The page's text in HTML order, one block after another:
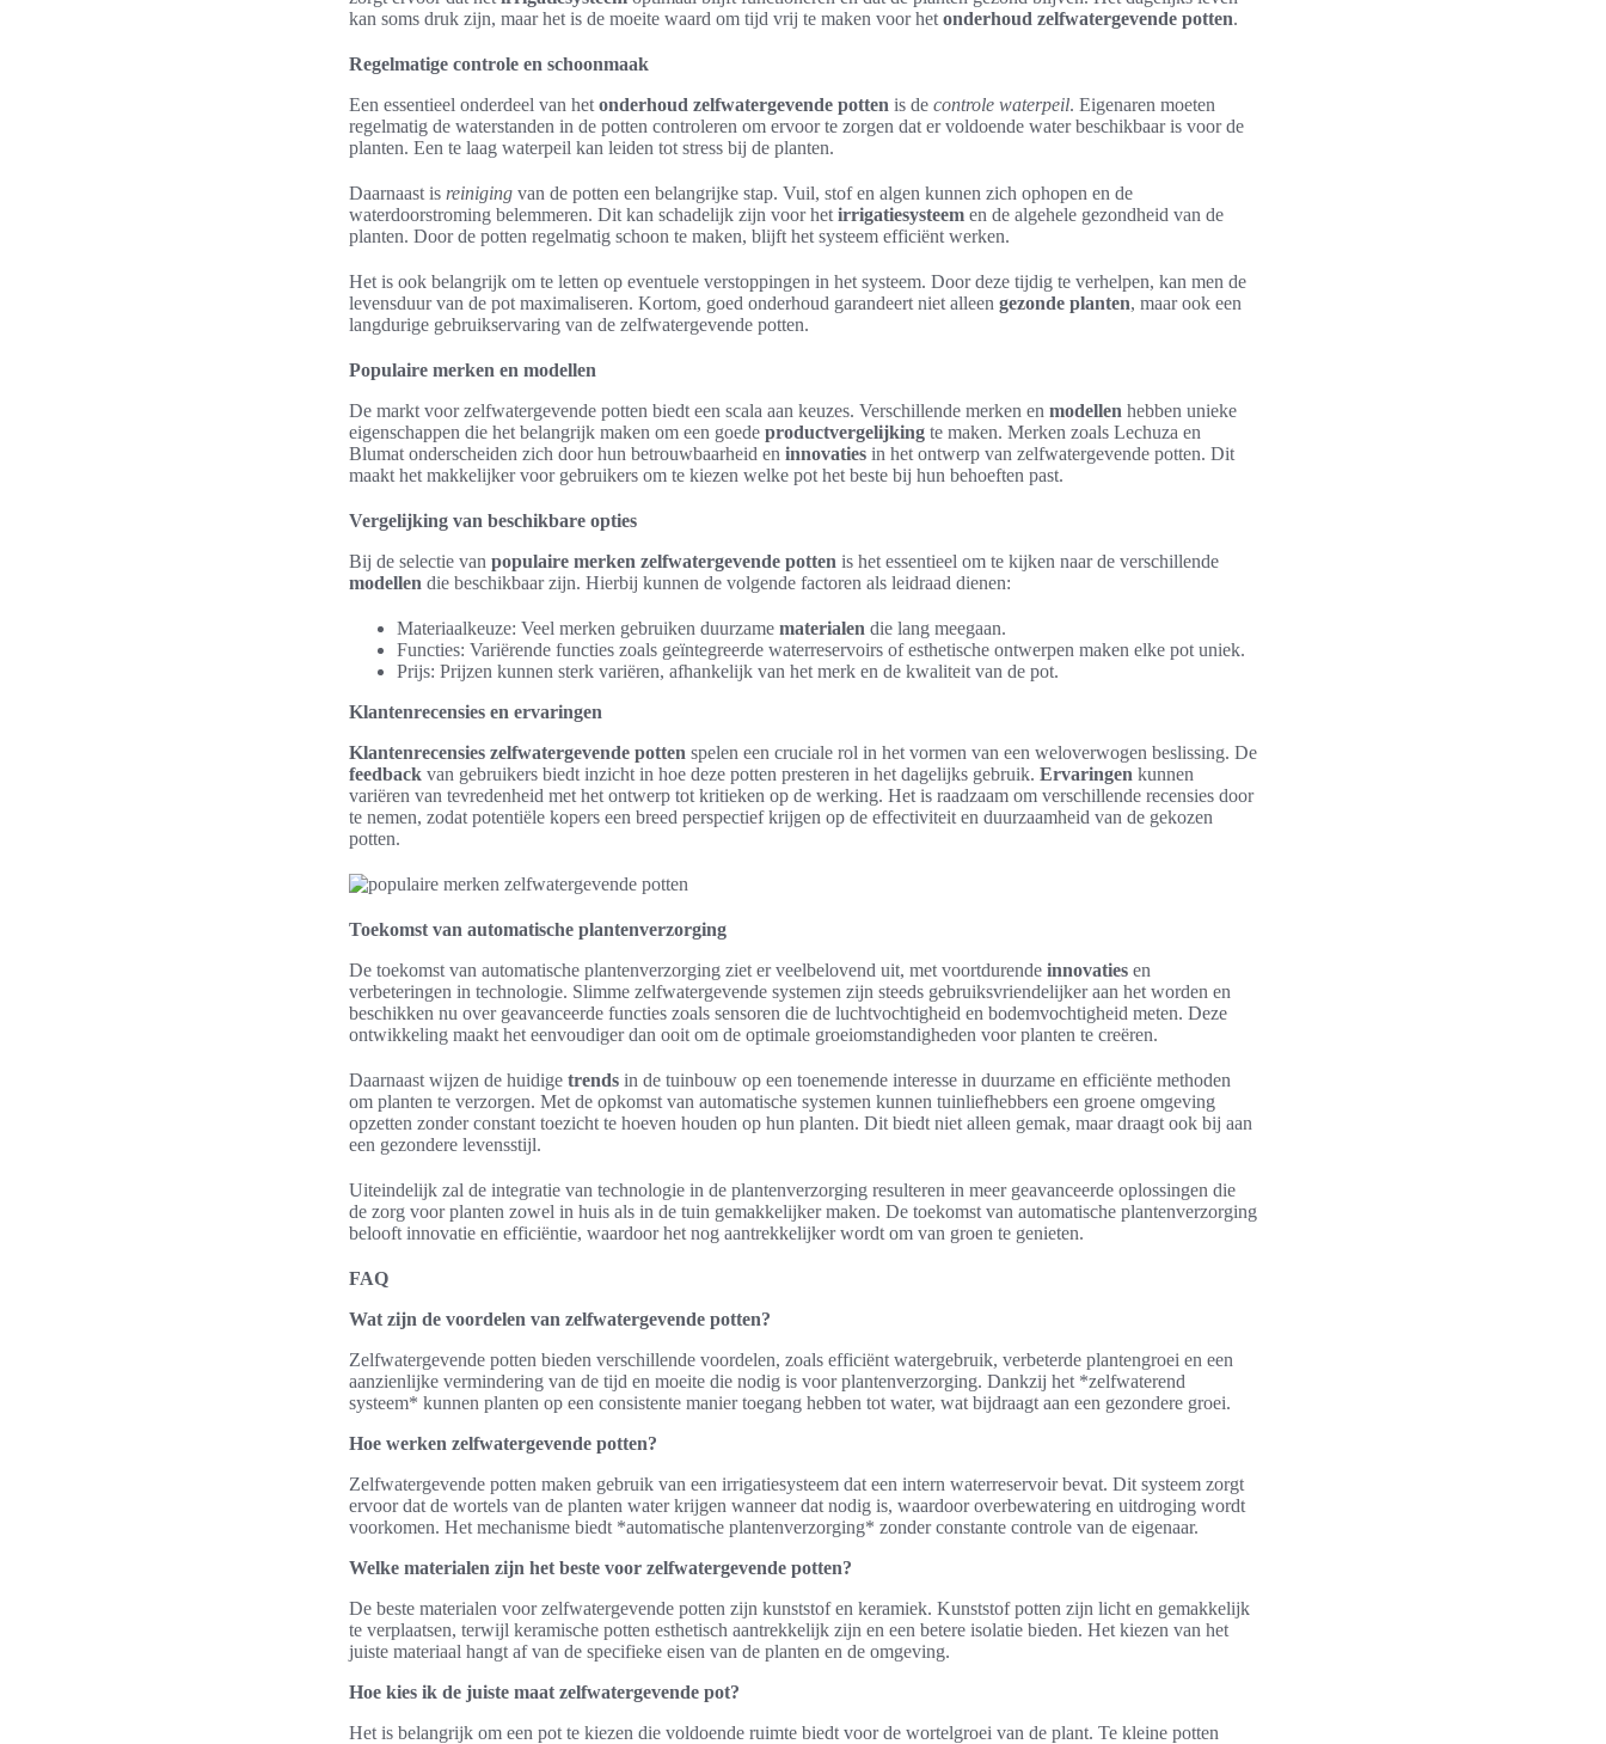
kan soms druk zijn, maar het is de moeite waard om tijd vrij te maken voor het onderhoud zelfwatergevende potten.
Regelmatige controle en schoonmaak
Een essentieel onderdeel van het onderhoud zelfwatergevende potten is de controle waterpeil. Eigenaren moeten
regelmatig de waterstanden in de potten controleren om ervoor te zorgen dat er voldoende water beschikbaar is voor de
planten. Een te laag waterpeil kan leiden tot stress bij de planten.
Daarnaast is reiniging van de potten een belangrijke stap. Vuil, stof en algen kunnen zich ophopen en de
waterdoorstroming belemmeren. Dit kan schadelijk zijn voor het irrigatiesysteem en de algehele gezondheid van de
planten. Door de potten regelmatig schoon te maken, blijft het systeem efficiënt werken.
Het is ook belangrijk om te letten op eventuele verstoppingen in het systeem. Door deze tijdig te verhelpen, kan men de
levensduur van de pot maximaliseren. Kortom, goed onderhoud garandeert niet alleen gezonde planten, maar ook een
langdurige gebruikservaring van de zelfwatergevende potten.
Populaire merken en modellen
De markt voor zelfwatergevende potten biedt een scala aan keuzes. Verschillende merken en modellen hebben unieke
eigenschappen die het belangrijk maken om een goede productvergelijking te maken. Merken zoals Lechuza en
Blumat onderscheiden zich door hun betrouwbaarheid en innovaties in het ontwerp van zelfwatergevende potten. Dit
maakt het makkelijker voor gebruikers om te kiezen welke pot het beste bij hun behoeften past.
Vergelijking van beschikbare opties
Bij de selectie van populaire merken zelfwatergevende potten is het essentieel om te kijken naar de verschillende
modellen die beschikbaar zijn. Hierbij kunnen de volgende factoren als leidraad dienen:
Materiaalkeuze: Veel merken gebruiken duurzame materialen die lang meegaan.
Functies: Variërende functies zoals geïntegreerde waterreservoirs of esthetische ontwerpen maken elke pot uniek.
Prijs: Prijzen kunnen sterk variëren, afhankelijk van het merk en de kwaliteit van de pot.
Klantenrecensies en ervaringen
Klantenrecensies zelfwatergevende potten spelen een cruciale rol in het vormen van een weloverwogen beslissing. De
feedback van gebruikers biedt inzicht in hoe deze potten presteren in het dagelijks gebruik. Ervaringen kunnen
variëren van tevredenheid met het ontwerp tot kritieken op de werking. Het is raadzaam om verschillende recensies door
te nemen, zodat potentiële kopers een breed perspectief krijgen op de effectiviteit en duurzaamheid van de gekozen
potten.
Toekomst van automatische plantenverzorging
De toekomst van automatische plantenverzorging ziet er veelbelovend uit, met voortdurende innovaties en
verbeteringen in technologie. Slimme zelfwatergevende systemen zijn steeds gebruiksvriendelijker aan het worden en
beschikken nu over geavanceerde functies zoals sensoren die de luchtvochtigheid en bodemvochtigheid meten. Deze
ontwikkeling maakt het eenvoudiger dan ooit om de optimale groeiomstandigheden voor planten te creëren.
Daarnaast wijzen de huidige trends in de tuinbouw op een toenemende interesse in duurzame en efficiënte methoden
om planten te verzorgen. Met de opkomst van automatische systemen kunnen tuinliefhebbers een groene omgeving
opzetten zonder constant toezicht te hoeven houden op hun planten. Dit biedt niet alleen gemak, maar draagt ook bij aan
een gezondere levensstijl.
Uiteindelijk zal de integratie van technologie in de plantenverzorging resulteren in meer geavanceerde oplossingen die
de zorg voor planten zowel in huis als in de tuin gemakkelijker maken. De toekomst van automatische plantenverzorging
belooft innovatie en efficiëntie, waardoor het nog aantrekkelijker wordt om van groen te genieten.
FAQ
Wat zijn de voordelen van zelfwatergevende potten?
Zelfwatergevende potten bieden verschillende voordelen, zoals efficiënt watergebruik, verbeterde plantengroei en een
aanzienlijke vermindering van de tijd en moeite die nodig is voor plantenverzorging. Dankzij het *zelfwaterend
systeem* kunnen planten op een consistente manier toegang hebben tot water, wat bijdraagt aan een gezondere groei.
Hoe werken zelfwatergevende potten?
Zelfwatergevende potten maken gebruik van een irrigatiesysteem dat een intern waterreservoir bevat. Dit systeem zorgt
ervoor dat de wortels van de planten water krijgen wanneer dat nodig is, waardoor overbewatering en uitdroging wordt
voorkomen. Het mechanisme biedt *automatische plantenverzorging* zonder constante controle van de eigenaar.
Welke materialen zijn het beste voor zelfwatergevende potten?
De beste materialen voor zelfwatergevende potten zijn kunststof en keramiek. Kunststof potten zijn licht en gemakkelijk
te verplaatsen, terwijl keramische potten esthetisch aantrekkelijk zijn en een betere isolatie bieden. Het kiezen van het
juiste materiaal hangt af van de specifieke eisen van de planten en de omgeving.
Hoe kies ik de juiste maat zelfwatergevende pot?
Het is belangrijk om een pot te kiezen die voldoende ruimte biedt voor de wortelgroei van de plant. Te kleine potten